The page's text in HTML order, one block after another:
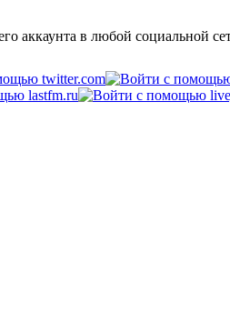
аккаунта в любой социальной